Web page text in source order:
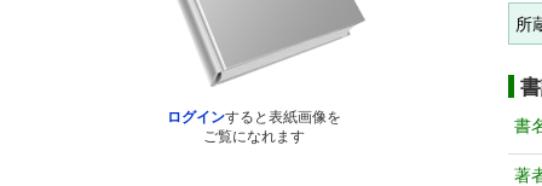
ログインすると表紙画像を
ご覧になれます
所
書
著